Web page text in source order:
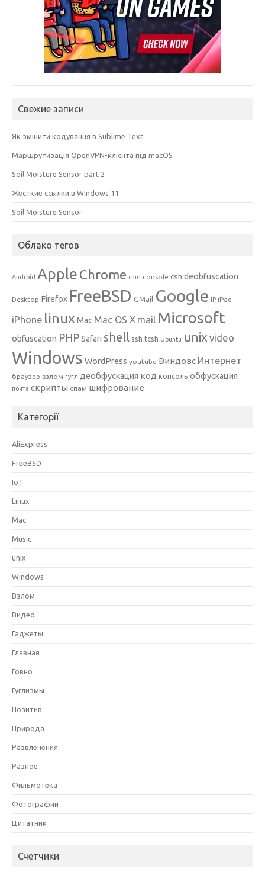
Свежие записи
Як змінити кодування в Sublime Text
Маршрутизація OpenVPN-клієнта під macOS
Soil Moisture Sensor part 2
Жесткие ссылки в Windows 11
Soil Moisture Sensor
Облако тегов
Android Apple Chrome cmd console csh deobfuscation
Desktop Firefox FreeBSD GMail Google IP iPad
iPhone linux Mac Mac OS X mail Microsoft
obfuscation PHPSafari shell ssh tcsh Ubuntu unix video
Windows WordPress youtube Виндовс Интернет
браузер взлом гугл деобфускация код консоль обфускация
почта скрипты спам шифрование
Категорії
AliExpress
FreeBSD
IoT
Linux
Mac
Music
unix
Windows
Взлом
Видео
Гаджеты
Главная
Говно
Гуглизмы
Позитив
Природа
Развлечения
Разное
Фильмотека
Фотографии
Цитатник
Счетчики